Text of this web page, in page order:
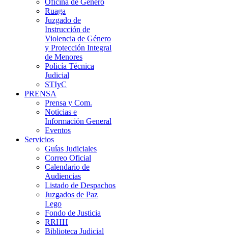
Oficina de Género
Ruaga
Juzgado de
Instrucción de
Violencia de Género
y Protección Integral
de Menores
Policía Técnica
Judicial
STIyC
PRENSA
Prensa y Com.
Noticias e
Información General
Eventos
Servicios
Guías Judiciales
Correo Oficial
Calendario de
Audiencias
Listado de Despachos
Juzgados de Paz
Lego
Fondo de Justicia
RRHH
Biblioteca Judicial